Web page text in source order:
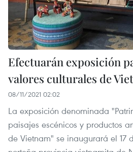
Efectuarán exposición
valores culturales de
08/11/2021 02:02
La exposición denominada
paisajes escénicos y productos
de Vietnam" se inaugurará el 17